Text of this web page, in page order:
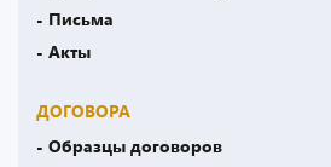
- Письма
- Акты
ДОГОВОРА
- Образцы договоров